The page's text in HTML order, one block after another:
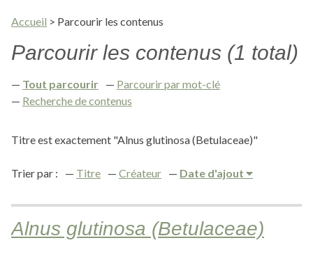
Accueil > Parcourir les contenus
Parcourir les contenus (1 total)
Tout parcourir
Parcourir par mot-clé
Recherche de contenus
Titre est exactement "Alnus glutinosa (Betulaceae)"
Trier par : Titre Créateur Date d'ajout
Alnus glutinosa (Betulaceae)